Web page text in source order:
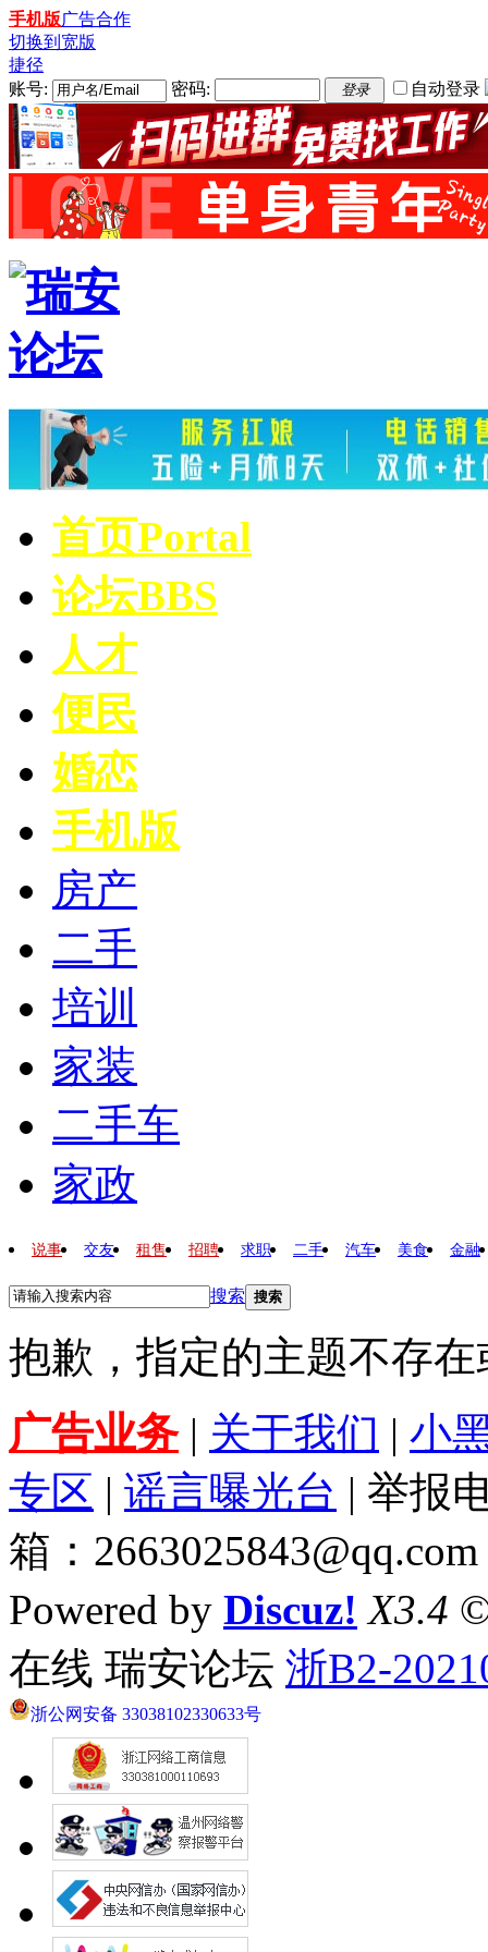
手机版广告合作
切换到宽版
捷径
账号:
密码: 登录 自动登录
首页Portal
论坛BBS
人才
便民
婚恋
手机版
房产
二手
培训
家装
二手车
家政
说事 交友 租售 招聘 求职 二手 汽车 美食 金融
搜索 搜索
抱歉，指定的主题不存
广告业务| 关于我们 | 小
专区 | 谣言曝光台 | 举报
箱：2663025843@qq.com
Powered by Discuz! X3.4
在线 瑞安论坛 浙B2-
浙公网安备 33038102330633号